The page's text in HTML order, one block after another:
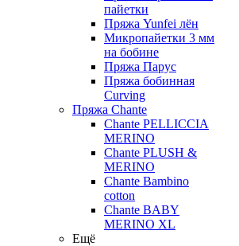
пайетки
Пряжа Yunfei лён
Микропайетки 3 мм
на бобине
Пряжа Парус
Пряжа бобинная
Curving
Пряжа Chante
Chante PELLICCIA
MERINO
Chante PLUSH &
MERINO
Chante Bambino
cotton
Chante BABY
MERINO XL
Ещё